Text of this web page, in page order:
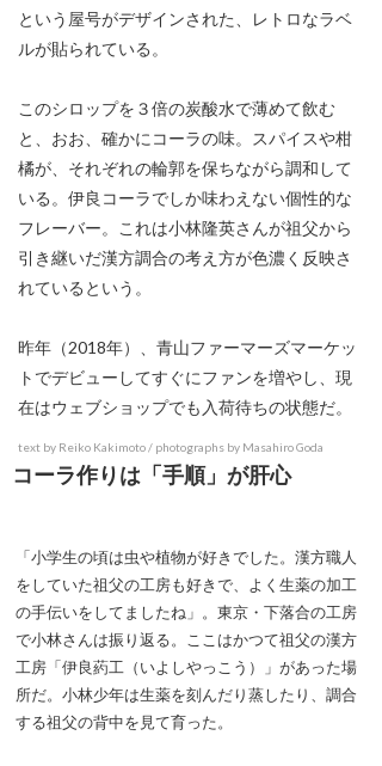
という屋号がデザインされた、レトロなラベ
ルが貼られている。
このシロップを３倍の炭酸水で薄めて飲む
と、おお、確かにコーラの味。スパイスや柑
橘が、それぞれの輪郭を保ちながら調和して
いる。伊良コーラでしか味わえない個性的な
フレーバー。これは小林隆英さんが祖父から
引き継いだ漢方調合の考え方が色濃く反映さ
れているという。
昨年（2018年）、青山ファーマーズマーケッ
トでデビューしてすぐにファンを増やし、現
在はウェブショップでも入荷待ちの状態だ。
text by Reiko Kakimoto / photographs by Masahiro Goda
コーラ作りは「手順」が肝心
「小学生の頃は虫や植物が好きでした。漢方職人
をしていた祖父の工房も好きで、よく生薬の加工
の手伝いをしてましたね」。東京・下落合の工房
で小林さんは振り返る。ここはかつて祖父の漢方
工房「伊良葯工（いよしやっこう）」があった場
所だ。小林少年は生薬を刻んだり蒸したり、調合
する祖父の背中を見て育った。